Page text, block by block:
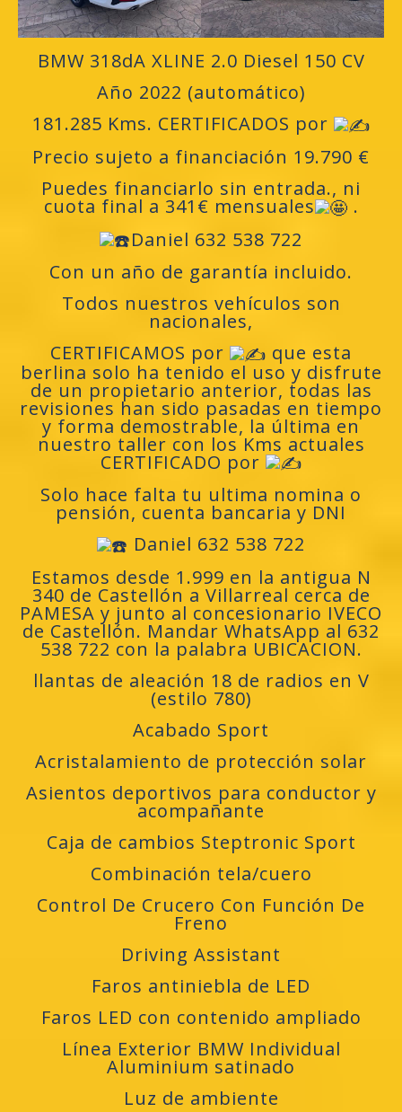
BMW 318dA XLINE 2.0 Diesel 150 CV
Año 2022 (automático)
181.285 Kms. CERTIFICADOS por
Precio sujeto a financiación 19.790 €
Puedes financiarlo sin entrada., ni
cuota final a 341€ mensuales
.
Daniel 632 538 722
Con un año de garantía incluido.
Todos nuestros vehículos son
nacionales,
CERTIFICAMOS por
que esta
berlina solo ha tenido el uso y disfrute
de un propietario anterior, todas las
revisiones han sido pasadas en tiempo
y forma demostrable, la última en
nuestro taller con los Kms actuales
CERTIFICADO por
Solo hace falta tu ultima nomina o
pensión, cuenta bancaria y DNI
Daniel 632 538 722
Estamos desde 1.999 en la antigua N
340 de Castellón a Villarreal cerca de
PAMESA y junto al concesionario IVECO
de Castellón. Mandar WhatsApp al 632
538 722 con la palabra UBICACION.
llantas de aleación 18 de radios en V
(estilo 780)
Acabado Sport
Acristalamiento de protección solar
Asientos deportivos para conductor y
acompañante
Caja de cambios Steptronic Sport
Combinación tela/cuero
Control De Crucero Con Función De
Freno
Driving Assistant
Faros antiniebla de LED
Faros LED con contenido ampliado
Línea Exterior BMW Individual
Aluminium satinado
Luz de ambiente